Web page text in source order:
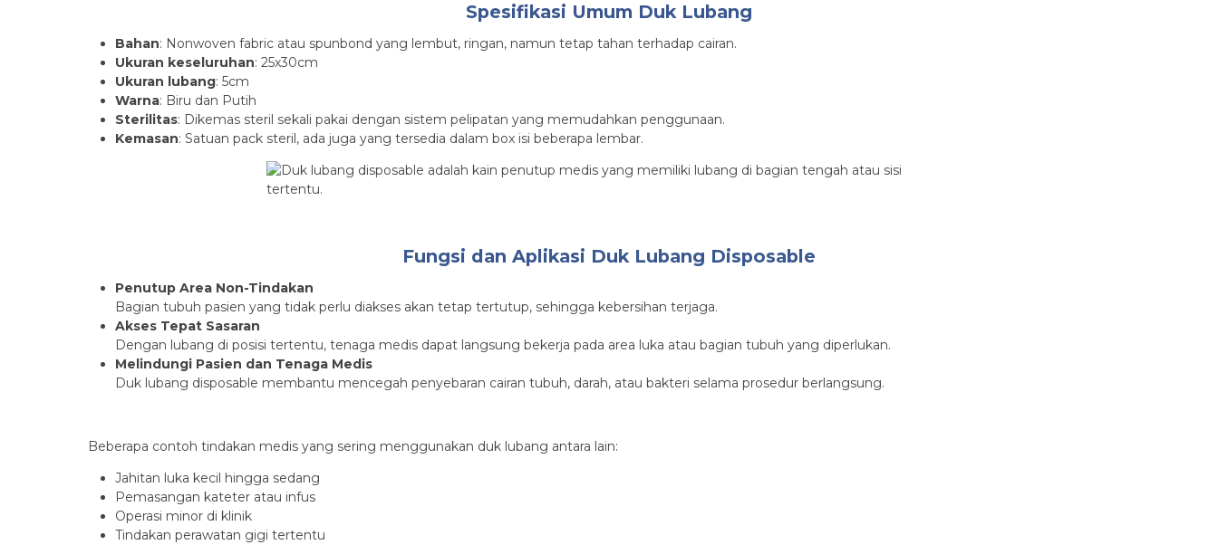
Spesifikasi Umum Duk Lubang
Bahan: Nonwoven fabric atau spunbond yang lembut, ringan, namun tetap tahan terhadap cairan.
Ukuran keseluruhan: 25x30cm
Ukuran lubang: 5cm
Warna: Biru dan Putih
Sterilitas: Dikemas steril sekali pakai dengan sistem pelipatan yang memudahkan penggunaan.
Kemasan: Satuan pack steril, ada juga yang tersedia dalam box isi beberapa lembar.
Fungsi dan Aplikasi Duk Lubang Disposable
Penutup Area Non-Tindakan
Bagian tubuh pasien yang tidak perlu diakses akan tetap tertutup, sehingga kebersihan terjaga.
Akses Tepat Sasaran
Dengan lubang di posisi tertentu, tenaga medis dapat langsung bekerja pada area luka atau bagian tubuh yang diperlukan.
Melindungi Pasien dan Tenaga Medis
Duk lubang disposable membantu mencegah penyebaran cairan tubuh, darah, atau bakteri selama prosedur berlangsung.
Beberapa contoh tindakan medis yang sering menggunakan duk lubang antara lain:
Jahitan luka kecil hingga sedang
Pemasangan kateter atau infus
Operasi minor di klinik
Tindakan perawatan gigi tertentu